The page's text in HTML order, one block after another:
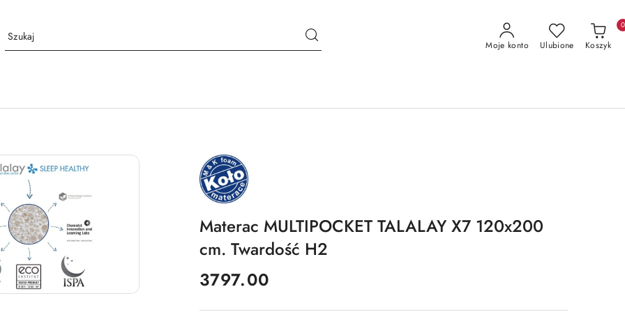
Moje konto Ulubione Koszyk
0
NAZWA
PRODUCENTA:
MKFOAM
Materac MULTIPOCKET TALALAY X7 120x200
cm. Twardość H2
cena:
3797.00